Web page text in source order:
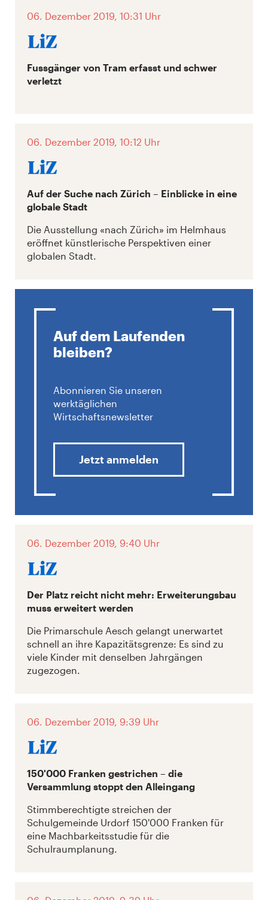
06. Dezember 2019, 10:31 Uhr
Fussgänger von Tram erfasst und schwer
verletzt
06. Dezember 2019, 10:12 Uhr
Auf der Suche nach Zürich – Einblicke in eine
globale Stadt
Die Ausstellung «nach Zürich» im Helmhaus
eröffnet künstlerische Perspektiven einer
globalen Stadt.
Auf dem Laufenden
bleiben?
Abonnieren Sie unseren
werktäglichen
Wirtschaftsnewsletter
Jetzt anmelden
06. Dezember 2019, 9:40 Uhr
Der Platz reicht nicht mehr: Erweiterungsbau
muss erweitert werden
Die Primarschule Aesch gelangt unerwartet
schnell an ihre Kapazitätsgrenze: Es sind zu
viele Kinder mit denselben Jahrgängen
zugezogen.
06. Dezember 2019, 9:39 Uhr
150'000 Franken gestrichen – die
Versammlung stoppt den Alleingang
Stimmberechtigte streichen der
Schulgemeinde Urdorf 150'000 Franken für
eine Machbarkeitsstudie für die
Schulraumplanung.